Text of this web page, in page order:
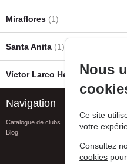
Miraflores (1)
Santa Anita (1)
Víctor Larco Herrera District
Navigation
Catalogue de clubs
Blog
Nous
Ce site
votre
Consultez
cookies